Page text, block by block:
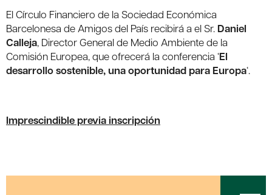
El Círculo Financiero de la Sociedad Económica
Barcelonesa de Amigos del País recibirá a el Sr. Daniel
Calleja, Director General de Medio Ambiente de la
Comisión Europea, que ofrecerá la conferencia ‘El
desarrollo sostenible, una oportunidad para Europa‘.
Imprescindible previa inscripción